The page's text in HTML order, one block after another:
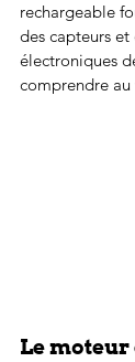
rechargeable
des capteurs et
électroniques
comprendre
Le moteur